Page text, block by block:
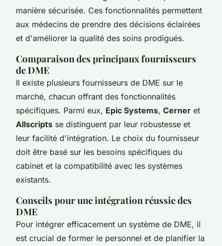
manière sécurisée. Ces fonctionnalités permettent
aux médecins de prendre des décisions éclairées
et d'améliorer la qualité des soins prodigués.
Comparaison des principaux fournisseurs
de DME
Il existe plusieurs fournisseurs de DME sur le
marché, chacun offrant des fonctionnalités
spécifiques. Parmi eux, Epic Systems, Cerner et
Allscripts se distinguent par leur robustesse et
leur facilité d'intégration. Le choix du fournisseur
doit être basé sur les besoins spécifiques du
cabinet et la compatibilité avec les systèmes
existants.
Conseils pour une intégration réussie des
DME
Pour intégrer efficacement un système de DME, il
est crucial de former le personnel et de planifier la